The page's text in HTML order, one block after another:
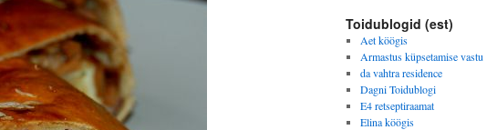
Toidublogid (est)
Aet köögis
Armastus küpsetamise vastu
da vahtra residence
Dagni Toidublogi
E4 retseptiraamat
Elina köögis